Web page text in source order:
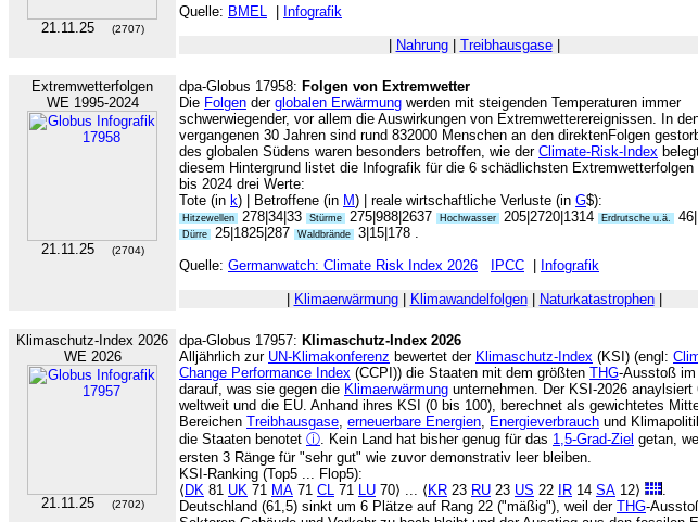
21.11.25 (2707)
Quelle: BMEL Infografik
Nahrung| Treibhausgase|
Extremwetterfolgen
WE 1995-2024
21.11.25 (2704)
dpa-Globus 17958: Folgen von Extremwetter
Die Folgen der globalen Erwärmung werden mit steigenden Temperaturen immer
schwerwiegender, vor allem die Auswirkungen von Extremwetterereignissen. In
vergangenen 30 Jahren sind rund 832000 Menschen an den direktenFolgen
des globalen Südens waren besonders betroffen, wie der Climate-Risk-Index
diesem Hintergrund listet die Infografik für die 6 schädlichsten Extremwetterfolgen
bis 2024 drei Werte:
Tote (in k) | Betroffene (in M) | reale wirtschaftliche Verluste (in G$):
Hitzewellen 278|34|33 Stürme 275|988|2637 Hochwasser 205|2720|1314 Erdrutsche u.ä.
Dürre 25|1825|287 Waldbrände
3|15|178 .
Quelle: Germanwatch: Climate Risk Index 2026 IPCC Infografik
Klimaerwärmung| Klimawandelfolgen| Naturkatastrophen|
Klimaschutz-Index 2026
WE 2026
21.11.25 (2702)
dpa-Globus 17957: Klimaschutz-Index 2026
Alljährlich zur UN-Klimakonferenz bewertet der Klimaschutz-Index (KSI) (engl:
Change Performance Index (CCPI)) die Staaten mit dem größten THG-Ausstoß
darauf, was sie gegen die Klimaerwärmung unternehmen. Der KSI-2026 anaylsiert
weltweit und die EU. Anhand ihres KSI (0 bis 100), berechnet als gewichtetes
Bereichen Treibhausgase, erneuerbare Energien, Energieverbrauch und
die Staaten benotet ⓘ. Kein Land hat bisher genug für das 1,5-Grad-Ziel getan,
ersten 3 Ränge für "sehr gut" wie zuvor demonstrativ leer bleiben.
KSI-Ranking (Top5 ... Flop5):
⟨ DK 81 UK 71 MA 71 CL 71 LU 70⟩ ... ⟨ KR 23 RU 23 US 22 IR 14 SA 12⟩
.
Deutschland (61,5) sinkt um 6 Plätze auf Rang 22 ("mäßig"), weil der THG-